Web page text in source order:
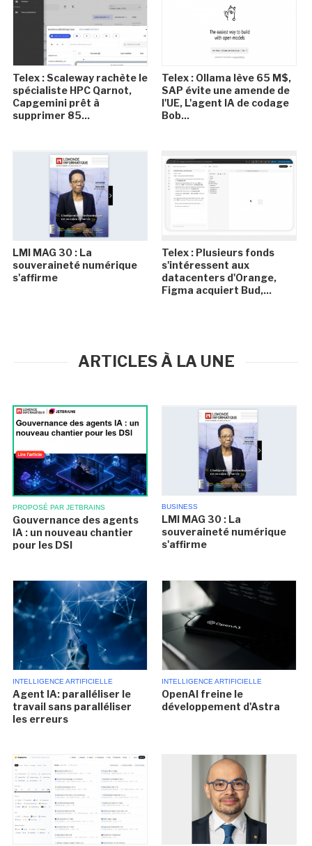
Telex : Scaleway rachète le
spécialiste HPC Qarnot,
Capgemini prêt à
supprimer 85...
Telex : Ollama lève 65 M$,
SAP évite une amende de
l'UE, L'agent IA de codage
Bob...
LMI MAG 30 : La
souveraineté numérique
s'affirme
Telex : Plusieurs fonds
s'intéressent aux
datacenters d'Orange,
Figma acquiert Bud,...
ARTICLES À LA UNE
PROPOSÉ PAR JETBRAINS
Gouvernance des agents
IA : un nouveau chantier
pour les DSI
BUSINESS
LMI MAG 30 : La
souveraineté numérique
s'affirme
INTELLIGENCE ARTIFICIELLE
Agent IA: paralléliser le
travail sans paralléliser
les erreurs
INTELLIGENCE ARTIFICIELLE
OpenAI freine le
développement d'Astra